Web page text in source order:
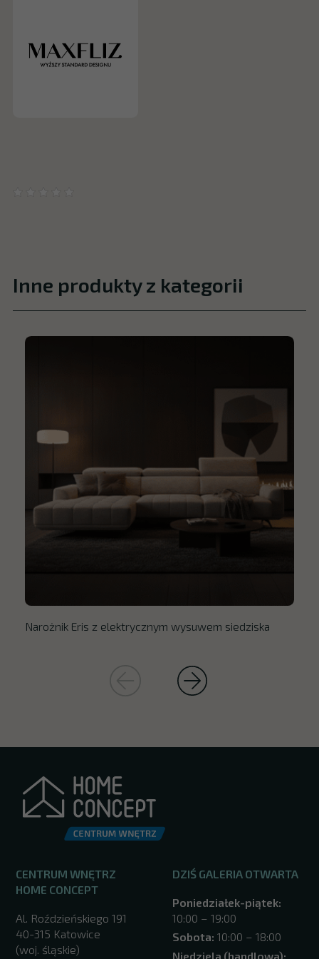
Inne produkty z kategorii
Narożnik Eris z elektrycznym wysuwem siedziska
CENTRUM WNĘTRZ
HOME CONCEPT
Al. Roździeńskiego 191
40-315 Katowice
(woj. śląskie)
DZIŚ GALERIA OTWARTA
Poniedziałek-piątek:
10:00 – 19:00
Sobota: 10:00 – 18:00
Niedziela (handlowa):